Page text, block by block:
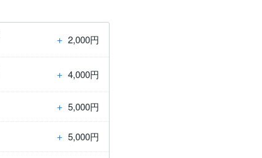
＋ 2,000円
＋ 4,000円
＋ 5,000円
＋ 5,000円